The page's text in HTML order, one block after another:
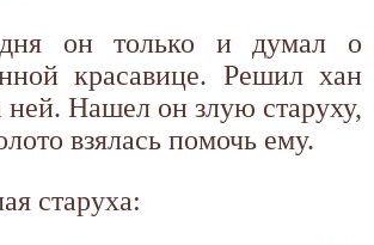
он только и думал о
красавице. Решил хан
ней. Нашел он злую старуху,
взялась помочь ему.
старуха: